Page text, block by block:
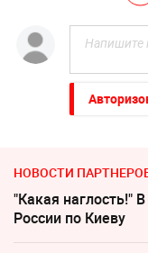
НОВОСТИ
"Какая наглость!"
России по Киеву